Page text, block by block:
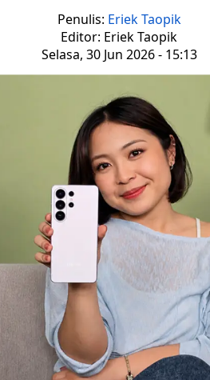
Penulis: Eriek Taopik
Editor: Eriek Taopik
Selasa, 30 Jun 2026 - 15:13